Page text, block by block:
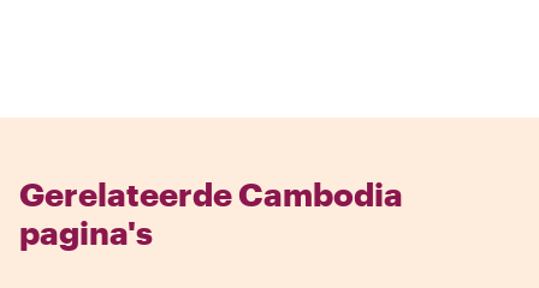
Gerelateerde Cambodia
pagina's